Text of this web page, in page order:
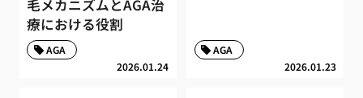
毛メカニズムとAGA治
療における役割
2026.01.24
AGA
2026.01.23
AGA